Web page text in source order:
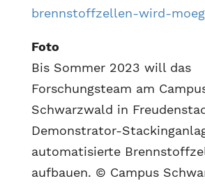
brennstoffzellen-wird-
Foto
Bis Sommer 2023 will das
Forschungsteam am
Schwarzwald in
Demonstrator-
automatisierte
aufbauen. © Campus